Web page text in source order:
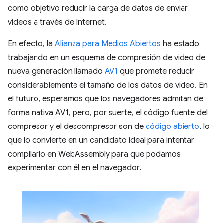
como objetivo reducir la carga de datos de enviar
videos a través de Internet.
En efecto, la Alianza para Medios Abiertos ha estado
trabajando en un esquema de compresión de video de
nueva generación llamado AV1 que promete reducir
considerablemente el tamaño de los datos de video. En
el futuro, esperamos que los navegadores admitan de
forma nativa AV1, pero, por suerte, el código fuente del
compresor y el descompresor son de código abierto, lo
que lo convierte en un candidato ideal para intentar
compilarlo en WebAssembly para que podamos
experimentar con él en el navegador.